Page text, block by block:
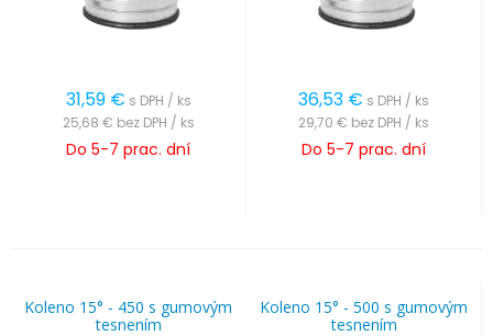
31,59 € s DPH / ks
25,68 € bez DPH / ks
Do 5-7 prac. dní
36,53 € s DPH / ks
29,70 € bez DPH / ks
Do 5-7 prac. dní
Koleno 15° - 450 s gumovým
tesnením
Koleno 15° - 500 s gumovým
tesnením